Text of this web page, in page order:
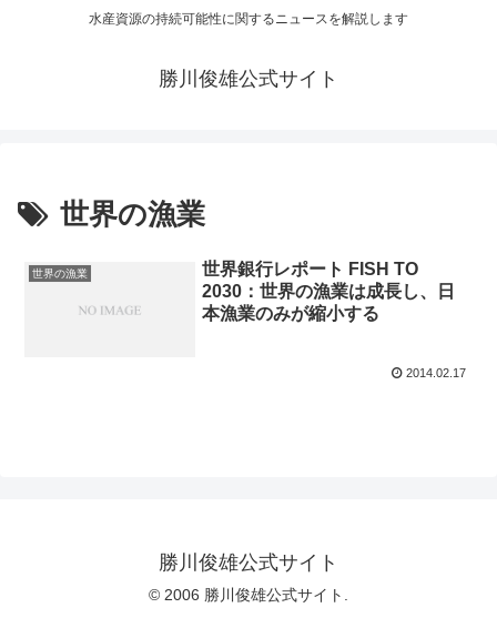
水産資源の持続可能性に関するニュースを解説します
勝川俊雄公式サイト
世界の漁業
世界の漁業
世界銀行レポート FISH TO
2030：世界の漁業は成長し、日
本漁業のみが縮小する
2014.02.17
勝川俊雄公式サイト
© 2006 勝川俊雄公式サイト.